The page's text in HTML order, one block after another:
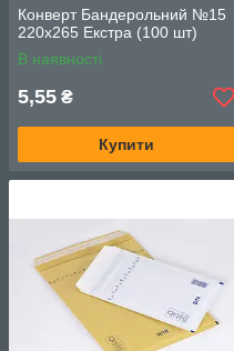
Конверт Бандерольний №15
220х265 Екстра (100 шт)
В наявності
5,55 ₴
Купити